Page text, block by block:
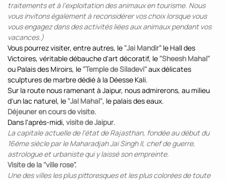
traitements et à l'exploitation des animaux en tourisme. Nous
vous invitons également à reconsidérer vos choix lorsque vous
vous engagez dans des activités liées aux animaux pendant vos
vacances.)
Vous pourrez visiter, entre autres, le "Jai Mandir" le Hall des
Victoires, véritable débauche d'art décoratif, le "Sheesh Mahal"
ou Palais des Miroirs, le "Temple de Siladevi"aux délicates
sculptures de marbre dédié à la Déesse Kali.
Sur la route nous ramenant à Jaipur, nous admirerons, au milieu
d'un lac naturel, le "Jal Mahal", le palais des eaux.
Déjeuner en cours de visite.
Dans l'après-midi, visite de Jaipur.
La capitale actuelle de l'état de Rajasthan, fondée au début du
16ème siècle par le Maharadjah Jai Singh II, chef de guerre,
astrologue et urbaniste qui y laissé son empreinte.
Visite de la "ville rose".
Une des villes les plus pittoresques et les plus colorées de toute